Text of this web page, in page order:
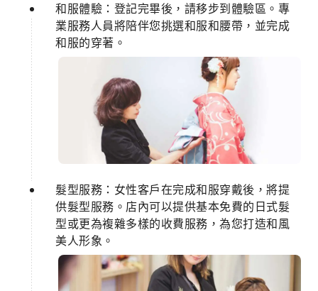
和服體驗：登記完畢後，請移步到體驗區。專
業服務人員將陪伴您挑選和服和腰帶，並完成
和服的穿著。
髮型服務：女性客戶在完成和服穿戴後，將提
供髮型服務。店內可以提供基本免費的日式髮
型或更為複雜多樣的收費服務，為您打造和風
美人形象。